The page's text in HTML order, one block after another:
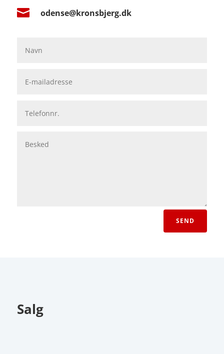
 odense@kronsbjerg.dk
SEND
Salg